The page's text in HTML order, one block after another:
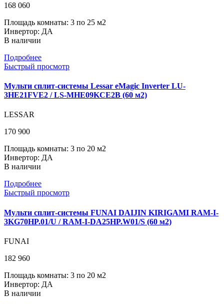
168 060
Площадь комнаты: 3 по 25 м2
Инвертор: ДА
В наличии
Подробнее
Быстрый просмотр
Мульти сплит-системы Lessar eMagic Inverter LU-
3HE21FVE2 / LS-MHE09KCE2B (60 м2)
LESSAR
170 900
Площадь комнаты: 3 по 20 м2
Инвертор: ДА
В наличии
Подробнее
Быстрый просмотр
Мульти сплит-системы FUNAI DAIJIN KIRIGAMI RAM-I-
3KG70HP.01/U / RAM-I-DA25HP.W01/S (60 м2)
FUNAI
182 960
Площадь комнаты: 3 по 20 м2
Инвертор: ДА
В наличии